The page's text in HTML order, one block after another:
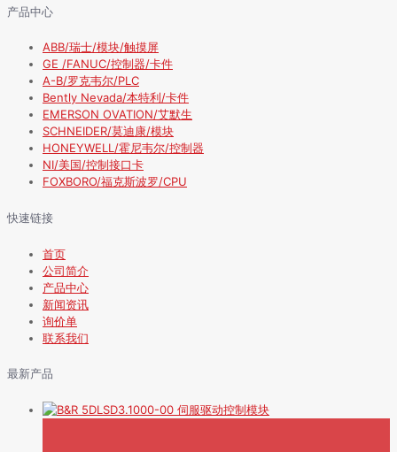
产品中心
ABB/瑞士/模块/触摸屏
GE /FANUC/控制器/卡件
A-B/罗克韦尔/PLC
Bently Nevada/本特利/卡件
EMERSON OVATION/艾默生
SCHNEIDER/莫迪康/模块
HONEYWELL/霍尼韦尔/控制器
NI/美国/控制接口卡
FOXBORO/福克斯波罗/CPU
快速链接
首页
公司简介
产品中心
新闻资讯
询价单
联系我们
最新产品